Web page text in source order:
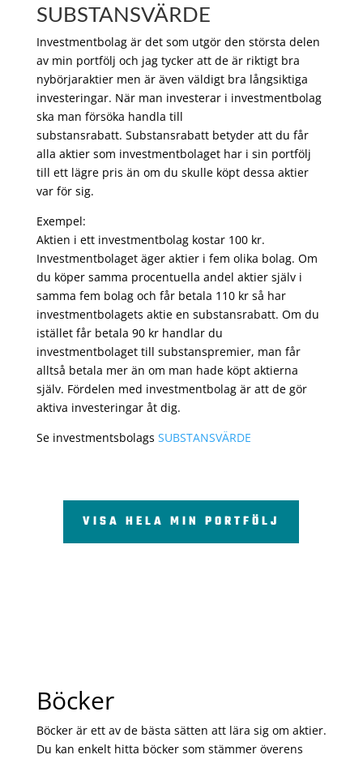
SUBSTANSVÄRDE
Investmentbolag är det som utgör den största delen
av min portfölj och jag tycker att de är riktigt bra
nybörjaraktier men är även väldigt bra långsiktiga
investeringar. När man investerar i investmentbolag
ska man försöka handla till
substansrabatt. Substansrabatt betyder att du får
alla aktier som investmentbolaget har i sin portfölj
till ett lägre pris än om du skulle köpt dessa aktier
var för sig.
Exempel:
Aktien i ett investmentbolag kostar 100 kr.
Investmentbolaget äger aktier i fem olika bolag. Om
du köper samma procentuella andel aktier själv i
samma fem bolag och får betala 110 kr så har
investmentbolagets aktie en substansrabatt. Om du
istället får betala 90 kr handlar du
investmentbolaget till substanspremier, man får
alltså betala mer än om man hade köpt aktierna
själv. Fördelen med investmentbolag är att de gör
aktiva investeringar åt dig.
Se investmentsbolags SUBSTANSVÄRDE
VISA HELA MIN PORTFÖLJ
Böcker
Böcker är ett av de bästa sätten att lära sig om aktier.
Du kan enkelt hitta böcker som stämmer överens